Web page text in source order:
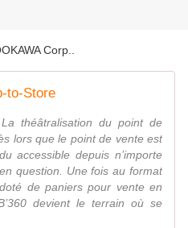
Corp.
to-Store
théâtralisation du point de
lors que le point de vente est
accessible depuis n’importe
question. Une fois au format
de paniers pour vente en
devient le terrain où se